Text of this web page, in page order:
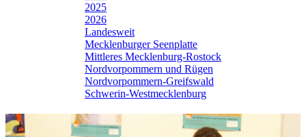
2025
2026
Landesweit
Mecklenburger Seenplatte
Mittleres Mecklenburg-Rostock
Nordvorpommern und Rügen
Nordvorpommern-Greifswald
Schwerin-Westmecklenburg